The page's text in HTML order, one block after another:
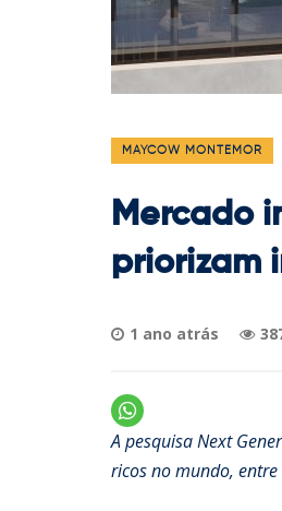
MAYCOW MONTEMOR
Mercado
priorizam
1 ano atrás
A pesquisa Next
ricos no mundo,